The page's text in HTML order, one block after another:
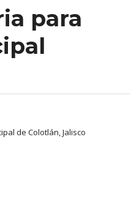
para
de Colotlán, Jalisco